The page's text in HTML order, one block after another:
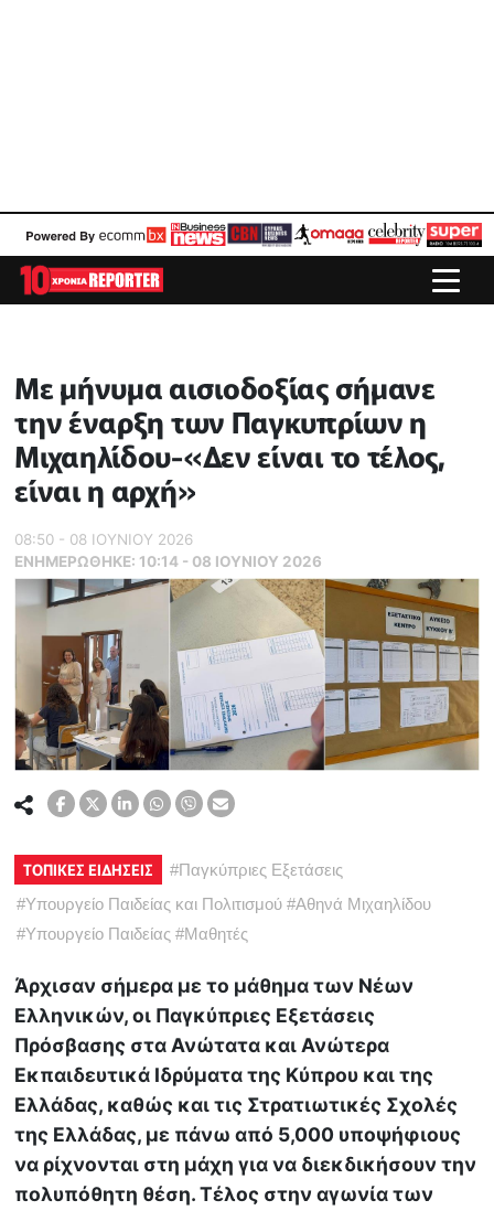
Με μήνυμα αισιοδοξίας σήμανε
την έναρξη των Παγκυπρίων η
Μιχαηλίδου-«Δεν είναι το τέλος,
είναι η αρχή»
08:50 - 08 ΙΟΥΝΙΟΥ 2026
ΕΝΗΜΕΡΏΘΗΚΕ: 10:14 - 08 ΙΟΥΝΙΟΥ 2026
ΤΟΠΙΚΕΣ ΕΙΔΗΣΕΙΣ #Παγκύπριες Εξετάσεις
#Υπουργείο Παιδείας και Πολιτισμού #Αθηνά Μιχαηλίδου
#Υπουργείο Παιδείας #Μαθητές
Άρχισαν σήμερα με το μάθημα των Νέων
Ελληνικών, οι Παγκύπριες Εξετάσεις
Πρόσβασης στα Ανώτατα και Ανώτερα
Εκπαιδευτικά Ιδρύματα της Κύπρου και της
Ελλάδας, καθώς και τις Στρατιωτικές Σχολές
της Ελλάδας, με πάνω από 5,000 υποψήφιους
να ρίχνονται στη μάχη για να διεκδικήσουν την
πολυπόθητη θέση. Τέλος στην αγωνία των